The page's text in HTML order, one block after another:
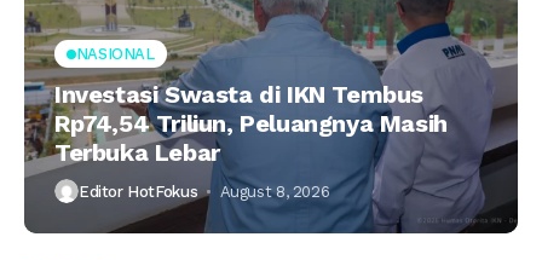
NASIONAL
Investasi Swasta di IKN Tembus
Rp74,54 Triliun, Peluangnya Masih
Terbuka Lebar
Editor HotFokus August 8, 2026